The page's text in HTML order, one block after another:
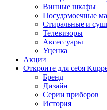
Винные шкафы
Посудомоечные
Стиральные и
Телевизоры
Аксессуары
Уценка
Акции
Откройте для себя
Бренд
Дизайн
Серии приборов
История